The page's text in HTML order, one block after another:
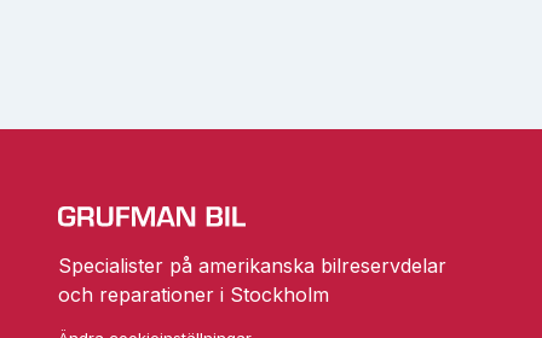
Specialister på amerikanska bilreservdelar
och reparationer i Stockholm